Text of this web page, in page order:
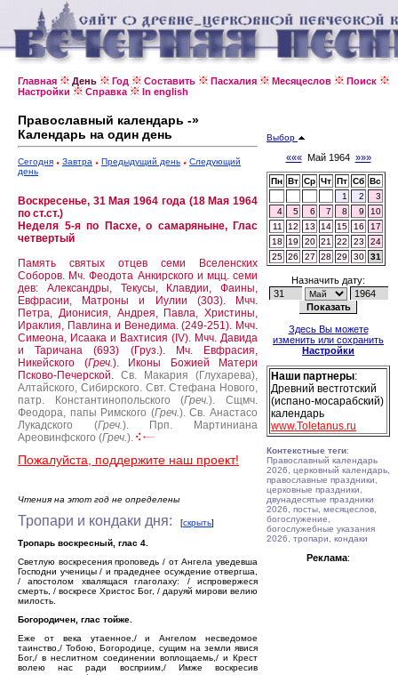
Главная День Год Составить Пасхалия Месяцеслов
Поиск
Настройки
Справка In english
Православный календарь -»
Календарь на один день
Сегодня Завтра Предыдущий день
Следующий
день
Воскресенье, 31 Мая 1964 года (18 Мая 1964
по ст.ст.)
Неделя 5-я по Пасхе, о самаряныне, Глас
четвертый
Память святых отцев семи Вселенских
Соборов. Мч. Феодота Анкирского и мцц. семи
дев: Александры, Текусы, Клавдии, Фаины,
Евфрасии, Матроны и Иулии (303).
Мчч.
Петра, Дионисия, Андрея, Павла, Христины,
Ираклия, Павлина и Венедима. (249-251). Мчч.
Симеона, Исаака и Вахтисия (IV). Мчч. Давида
и Таричана (693) (Груз.).
Мч. Евфрасия,
Никейского (Греч.).
Иконы Божией Матери
Псково-Печерской. Св. Макария (Глухарева),
Алтайского, Сибирского. Свт. Стефана Нового,
патр. Константинопольского (Греч.).
Сщмч.
Феодора, папы Римского (Греч.). Св. Анастасо
Лукадского (Греч.).
Прп. Мартиниана
Ареовинфского (Греч.).
Пожалуйста, поддержите наш проект!
Чтения на этот год не определены
Тропари и кондаки дня: [скрыть]
Тропарь воскресный, глас 4.
Светлую воскресения проповедь / от Ангела уведевша
Господни ученицы / и прадеднее осуждение отвергша,
/ апостолом хвалящася глаголаху: / испровержеся
смерть, / воскресе Христос Бог, / даруяй мирови велию
милость.
Богородичен, глас тойже.
Еже от века утаенное,/ и Ангелом несведомое
таинство,/ Тобою, Богородице, сущим на земли явися
Бог,/ в неслитном соединении воплощаемь,/ и Крест
волею нас ради восприим,/ Имже воскресив
Выбор
«««Май 1964 »»»
Пн Вт Ср Чт Пт Сб Вс
1
2
3
4
5 6 7 8 9
10
11
12 13 14 15 16
17
18
19 20 21 22 23
24
25 26 27 28 29 30 31
Назначить дату:
Здесь Вы можете
изменить или сохранить
Настройки
Наши партнеры:
Древний вестготский
(испано-мосарабский)
календарь
www.Toletanus.ru
Контекстные теги:
Православный календарь
2026, церковный календарь,
православные праздники,
церковные праздники,
двунадесятые праздники
2026, посты, месяцеслов,
богослужение,
богослужебные указания
2026, тропари, кондаки
Реклама: